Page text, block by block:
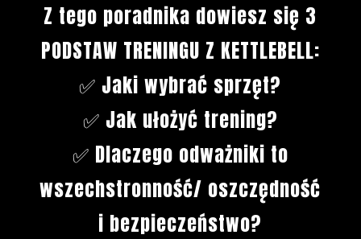
Z tego poradnika dowiesz się 3
PODSTAW TRENINGU Z KETTLEBELL:
✅ Jaki wybrać sprzęt?
✅ Jak ułożyć trening?
✅ Dlaczego odważniki to
wszechstronność/ oszczędność
i bezpieczeństwo?